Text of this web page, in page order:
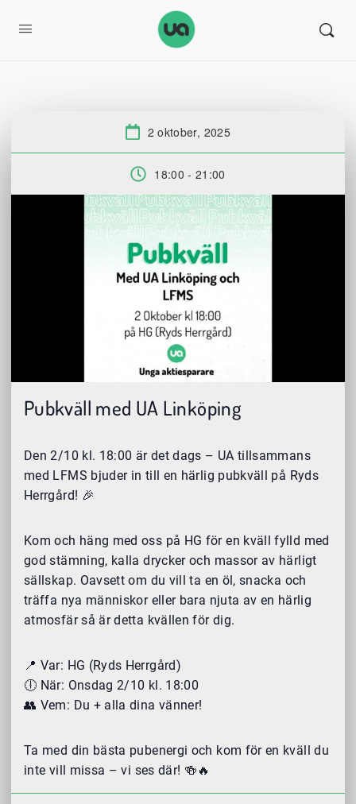
Datum:
2 oktober, 2025
Tid:
18:00 - 21:00
Pubkväll med UA Linköping
Den 2/10 kl. 18:00 är det dags – UA tillsammans
med LFMS bjuder in till en härlig pubkväll på Ryds
Herrgård! 🎉
Kom och häng med oss på HG för en kväll fylld med
god stämning, kalla drycker och massor av härligt
sällskap. Oavsett om du vill ta en öl, snacka och
träffa nya människor eller bara njuta av en härlig
atmosfär så är detta kvällen för dig.
📍 Var: HG (Ryds Herrgård)
🕕 När: Onsdag 2/10 kl. 18:00
👥 Vem: Du + alla dina vänner!
Ta med din bästa pubenergi och kom för en kväll du
inte vill missa – vi ses där! 🍻🔥